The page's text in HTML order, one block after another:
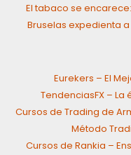
El tabaco se
Bruselas expedienta
Eurekers – El
TendenciasFX –
Cursos de Trading de
Método
Cursos de Rankia –